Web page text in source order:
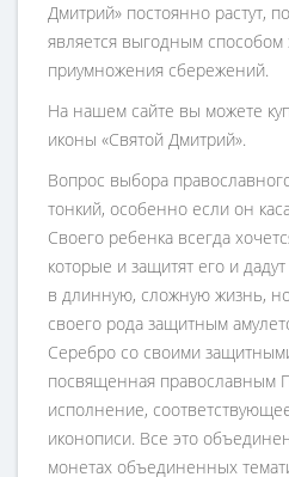
Дмитрий» постоянно растут,
является выгодным способом
приумножения сбережений.
На нашем сайте вы можете
иконы «Святой Дмитрий».
Вопрос выбора
тонкий, особенно если он
Своего ребенка всегда
которые и защитят его и
в длинную, сложную жизнь,
своего рода защитным
Серебро со своими
посвященная православным
исполнение,
иконописи. Все это
монетах объединенных